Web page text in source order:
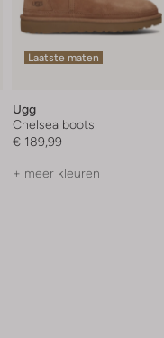
Laatste maten
Ugg
Chelsea boots
€ 189,99
+ meer kleuren